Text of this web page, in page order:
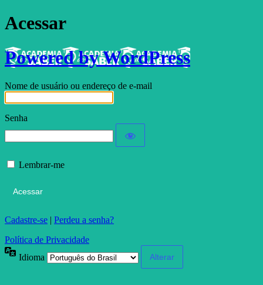
Acessar
Powered by WordPress
Nome de usuário ou endereço de e-mail
Senha
Lembrar-me
Cadastre-se | Perdeu a senha?
Política de Privacidade
Idioma